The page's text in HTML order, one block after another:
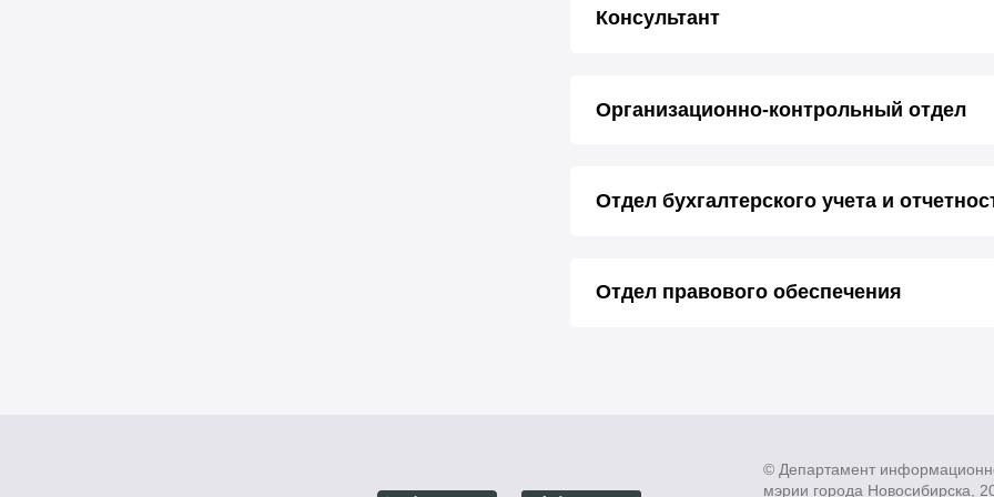
Консультант
Организационно-контрольный отдел
Отдел бухгалтерского учета и
Отдел правового обеспечения
© Департамент
мэрии города Новосибирска,